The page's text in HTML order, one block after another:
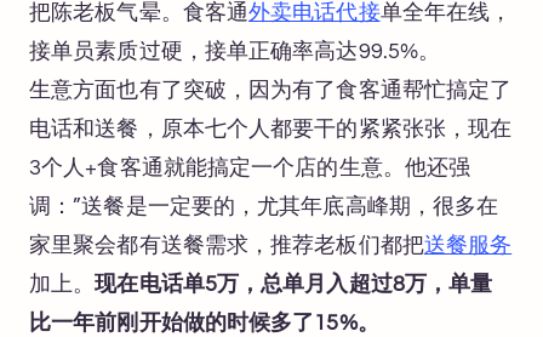
把陈老板气晕。食客通外卖电话代接单全年在线，
接单员素质过硬，接单正确率高达99.5%。
生意方面也有了突破，因为有了食客通帮忙搞定了
电话和送餐，原本七个人都要干的紧紧张张，现在
3个人+食客通就能搞定一个店的生意。他还强
调：”送餐是一定要的，尤其年底高峰期，很多在
家里聚会都有送餐需求，推荐老板们都把送餐服务
加上。现在电话单5万，总单月入超过8万，单量
比一年前刚开始做的时候多了15%。